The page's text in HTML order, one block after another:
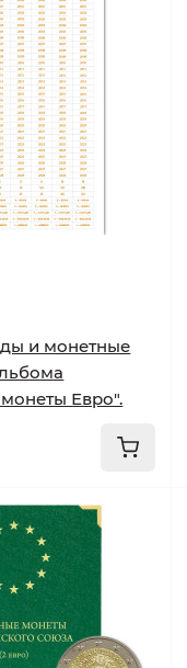
и монетные
Евро".